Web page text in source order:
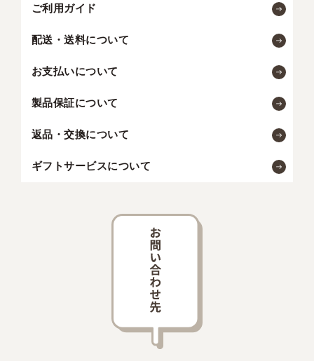
ご利用ガイド
配送・送料について
お支払いについて
製品保証について
返品・交換について
ギフトサービスについて